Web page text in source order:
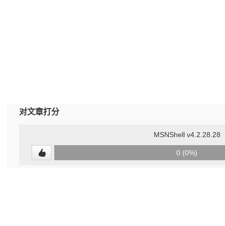
对文章打分
MSNShell v4.2.28.28
0 (0%)